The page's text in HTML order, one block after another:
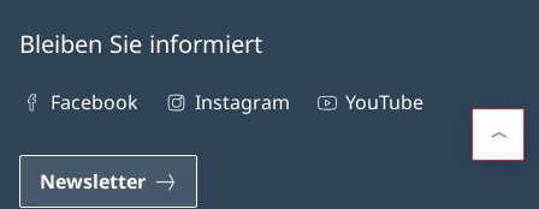
Bleiben Sie informiert
Facebook Instagram YouTube
Newsletter